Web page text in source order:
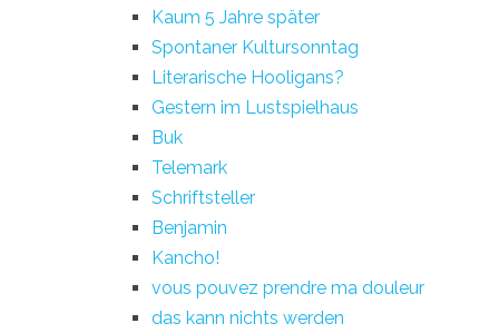
Kaum 5 Jahre später
Spontaner Kultursonntag
Literarische Hooligans?
Gestern im Lustspielhaus
Buk
Telemark
Schriftsteller
Benjamin
Kancho!
vous pouvez prendre ma douleur
das kann nichts werden